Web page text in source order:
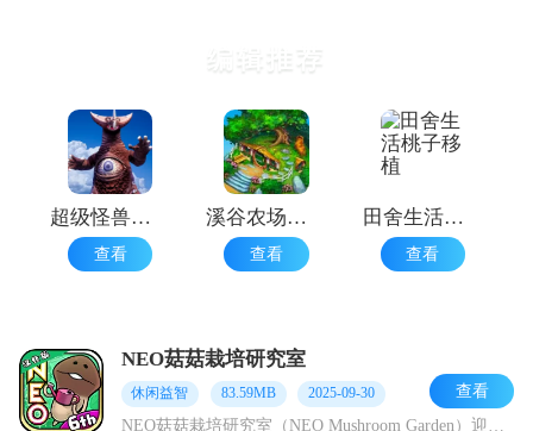
超级怪兽农场
查看
溪谷农场中文版
查看
田舍生活桃子移植
查看
NEO菇菇栽培研究室
休闲益智 83.59MB 2025-09-30 查看